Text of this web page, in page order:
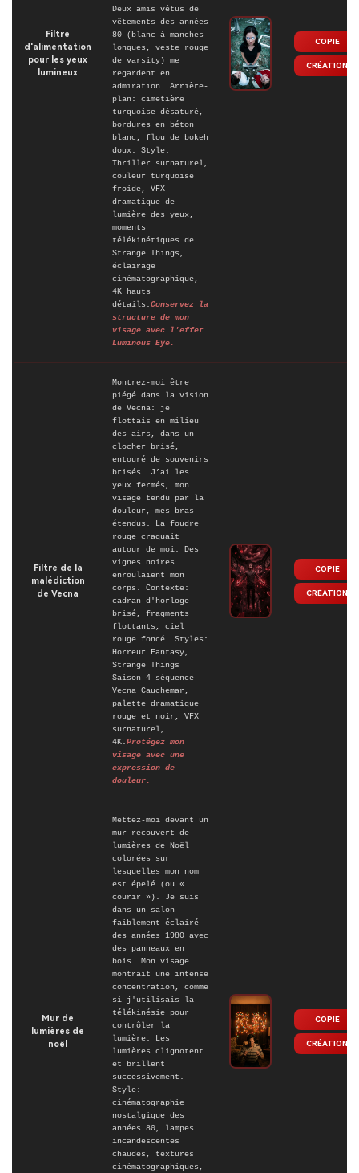
Filtre
d'alimentation
pour les yeux
lumineux
Deux amis vêtus de
vêtements des années
80 (blanc à manches
longues, veste rouge
de varsity) me
regardent en
admiration. Arrière-
plan: cimetière
turquoise désaturé,
bordures en béton
blanc, flou de bokeh
doux. Style:
Thriller surnaturel,
couleur turquoise
froide, VFX
dramatique de
lumière des yeux,
moments
télékinétiques de
Strange Things,
éclairage
cinématographique,
4K hauts
détails.Conservez la
structure de mon
visage avec l'effet
Luminous Eye.
COPIE
CRÉATION
Filtre de la
malédiction
de Vecna
Montrez-moi être
piégé dans la vision
de Vecna: je
flottais en milieu
des airs, dans un
clocher brisé,
entouré de souvenirs
brisés. J’ai les
yeux fermés, mon
visage tendu par la
douleur, mes bras
étendus. La foudre
rouge craquait
autour de moi. Des
vignes noires
enroulaient mon
corps. Contexte:
cadran d'horloge
brisé, fragments
flottants, ciel
rouge foncé. Styles:
Horreur Fantasy,
Strange Things
Saison 4 séquence
Vecna Cauchemar,
palette dramatique
rouge et noir, VFX
surnaturel,
4K.Protégez mon
visage avec une
expression de
douleur.
COPIE
CRÉATION
Mur de
lumières de
noël
Mettez-moi devant un
mur recouvert de
lumières de Noël
colorées sur
lesquelles mon nom
est épelé (ou «
courir »). Je suis
dans un salon
faiblement éclairé
des années 1980 avec
des panneaux en
bois. Mon visage
montrait une intense
concentration, comme
si j'utilisais la
télékinésie pour
contrôler la
lumière. Les
lumières clignotent
et brillent
successivement.
Style:
cinématographie
nostalgique des
années 80, lampes
incandescentes
chaudes, textures
cinématographiques,
COPIE
CRÉATION